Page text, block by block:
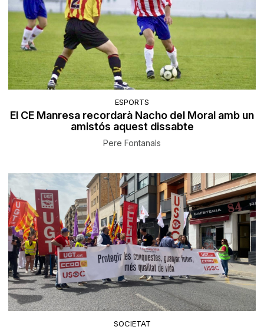
ESPORTS
El CE Manresa recordarà Nacho del Moral amb un
amistós aquest dissabte
Pere Fontanals
SOCIETAT